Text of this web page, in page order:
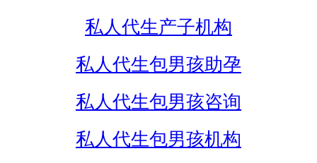
私人代生产子机构
私人代生包男孩助孕
私人代生包男孩咨询
私人代生包男孩机构